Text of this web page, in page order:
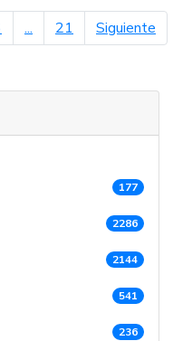
... 21 Siguiente
177
2286
2144
541
236